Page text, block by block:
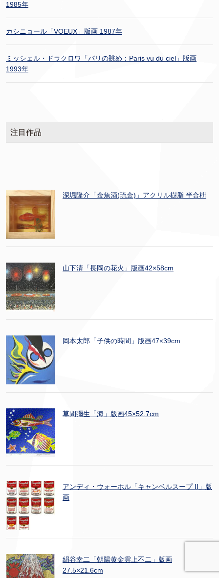
1985年
カシニョール「VOEUX」版画 1987年
ミッシェル・ドラクロワ「パリの眺め：Paris vu du ciel」版画
1993年
注目作品
深堀隆介「金魚酒(琉金)」アクリル樹脂 半合枡
山下清「長岡の花火」版画42×58cm
岡本太郎「子供の時間」版画47×39cm
草間彌生「海」版画45×52.7cm
アンディ・ウォーホル「キャンベルスープ II」版
画
絹谷幸二「朝陽黄金雲上不二」版画
27.5×21.6cm